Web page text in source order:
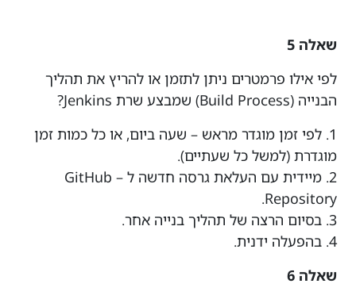
שאלה 5
לפי אילו פרמטרים ניתן לתזמן או להריץ את תהליך
הבנייה (Build Process) שמבצע שרת Jenkins?
1. לפי זמן מוגדר מראש – שעה ביום, או כל כמות זמן
מוגדרת (למשל כל שעתיים).
2. מיידית עם העלאת גרסה חדשה ל – GitHub
Repository.
3. בסיום הרצה של תהליך בנייה אחר.
4. בהפעלה ידנית.
שאלה 6